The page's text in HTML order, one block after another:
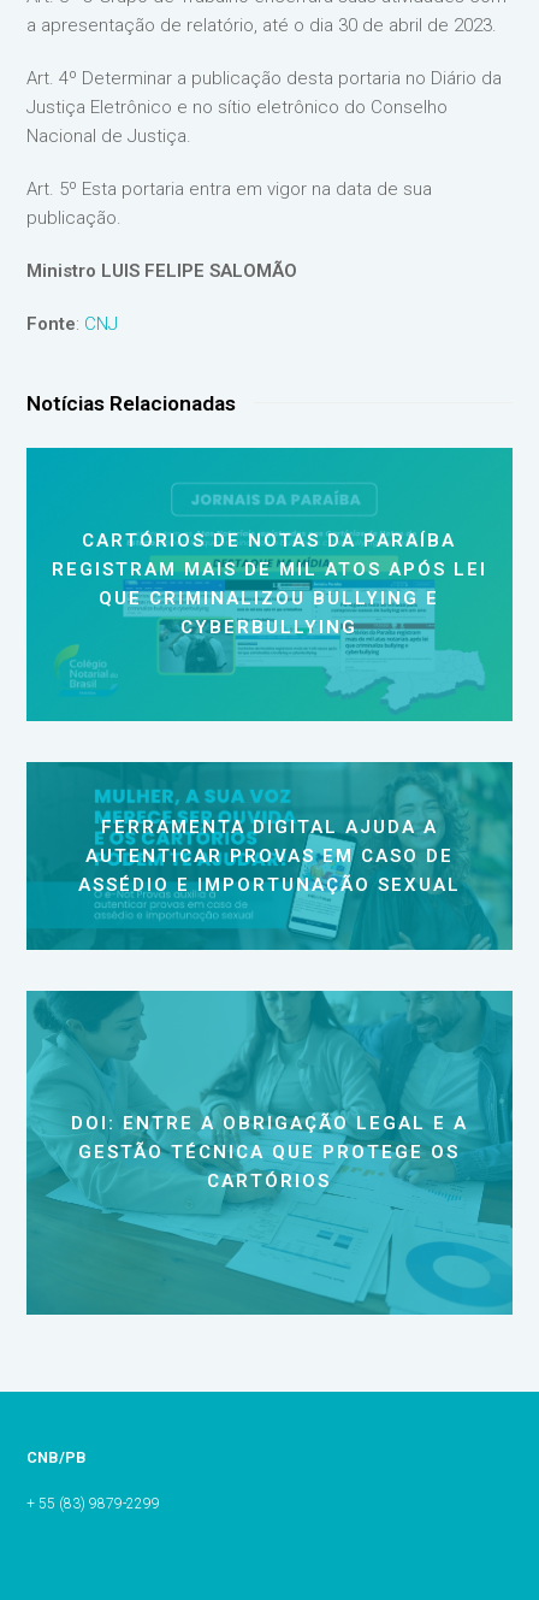
a apresentação de relatório, até o dia 30 de abril de 2023.
Art. 4º Determinar a publicação desta portaria no Diário da
Justiça Eletrônico e no sítio eletrônico do Conselho
Nacional de Justiça.
Art. 5º Esta portaria entra em vigor na data de sua
publicação.
Ministro LUIS FELIPE SALOMÃO
Fonte: CNJ
Notícias Relacionadas
CARTÓRIOS DE NOTAS DA PARAÍBA
REGISTRAM MAIS DE MIL ATOS APÓS LEI
QUE CRIMINALIZOU BULLYING E
CYBERBULLYING
FERRAMENTA DIGITAL AJUDA A
AUTENTICAR PROVAS EM CASO DE
ASSÉDIO E IMPORTUNAÇÃO SEXUAL
DOI: ENTRE A OBRIGAÇÃO LEGAL E A
GESTÃO TÉCNICA QUE PROTEGE OS
CARTÓRIOS
CNB/PB
+ 55 (83) 9879-2299